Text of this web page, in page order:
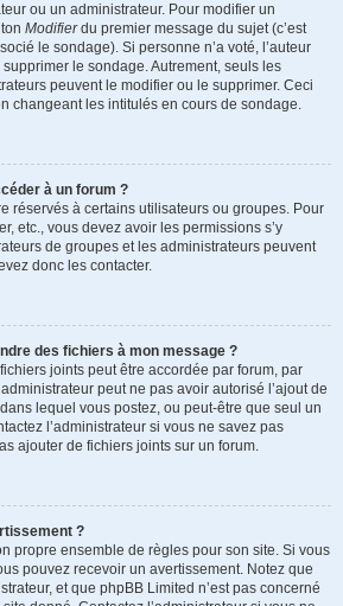
ou un administrateur. Pour modifier un
Modifierdu premier message du sujet (c’est
le sondage). Si personne n’a voté, l’auteur
le sondage. Autrement, seuls les
peuvent le modifier ou le supprimer. Ceci
changeant les intitulés en cours de sondage.
à un forum ?
réservés à certains utilisateurs ou groupes. Pour
etc., vous devez avoir les permissions s’y
de groupes et les administrateurs peuvent
donc les contacter.
des fichiers à mon message ?
joints peut être accordée par forum, par
peut ne pas avoir autorisé l’ajout de
lequel vous postez, ou peut-être que seul un
l’administrateur si vous ne savez pas
ajouter de fichiers joints sur un forum.
?
propre ensemble de règles pour son site. Si vous
pouvez recevoir un avertissement. Notez que
et que phpBB Limited n’est pas concerné